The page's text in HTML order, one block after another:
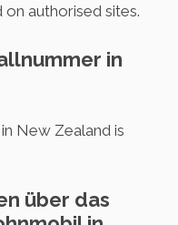
authorised sites.
in
New Zealand is
über das